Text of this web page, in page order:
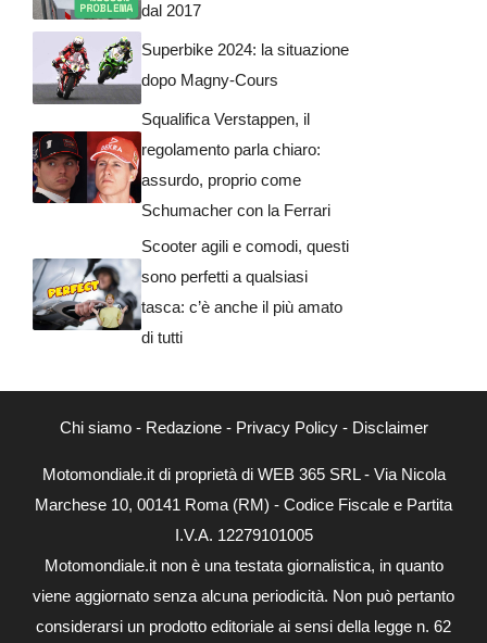
dal 2017
Superbike 2024: la situazione
dopo Magny-Cours
Squalifica Verstappen, il
regolamento parla chiaro:
assurdo, proprio come
Schumacher con la Ferrari
Scooter agili e comodi, questi
sono perfetti a qualsiasi
tasca: c’è anche il più amato
di tutti
Chi siamo- Redazione- Privacy Policy- Disclaimer
Motomondiale.it di proprietà di WEB 365 SRL - Via Nicola
Marchese 10, 00141 Roma (RM) - Codice Fiscale e Partita
I.V.A. 12279101005
Motomondiale.it non è una testata giornalistica, in quanto
viene aggiornato senza alcuna periodicità. Non può pertanto
considerarsi un prodotto editoriale ai sensi della legge n. 62